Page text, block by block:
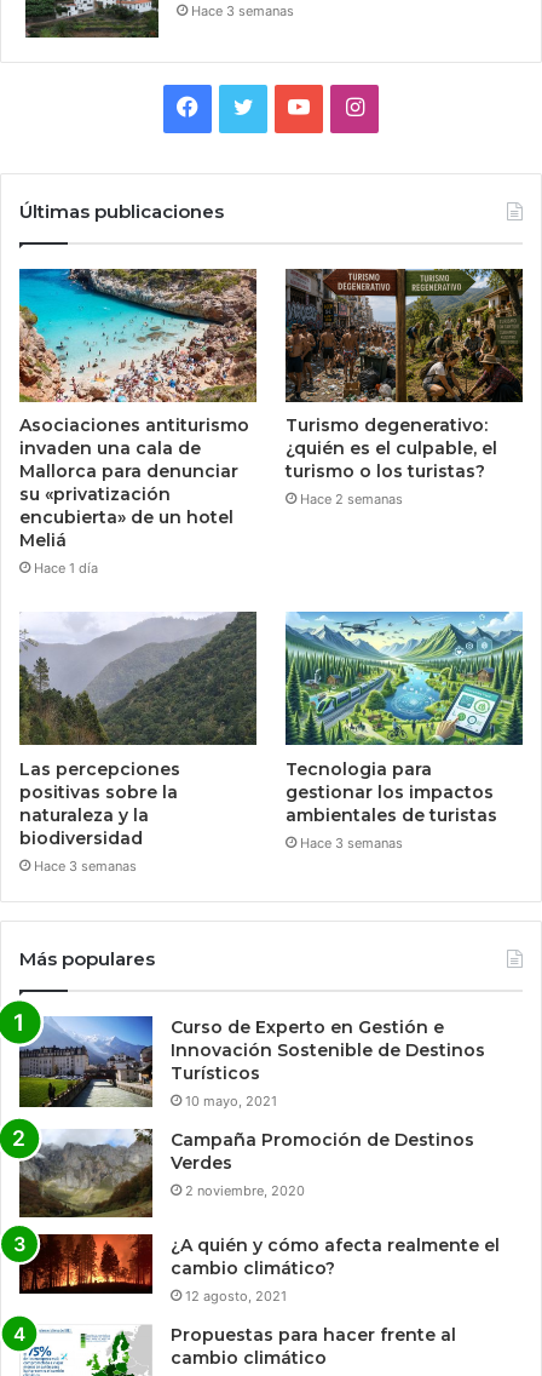
Hace 3 semanas
Facebook
TwitterYouTubeInstagram
Últimas publicaciones
Asociaciones antiturismo
invaden una cala de
Mallorca para denunciar
su «privatización
encubierta» de un hotel
Meliá
Hace 1 día
Turismo degenerativo:
¿quién es el culpable, el
turismo o los turistas?
Hace 2 semanas
Las percepciones
positivas sobre la
naturaleza y la
biodiversidad
Hace 3 semanas
Tecnologia para
gestionar los impactos
ambientales de turistas
Hace 3 semanas
Más populares
Curso de Experto en Gestión e
Innovación Sostenible de Destinos
Turísticos
10 mayo, 2021
Campaña Promoción de Destinos
Verdes
2 noviembre, 2020
¿A quién y cómo afecta realmente el
cambio climático?
12 agosto, 2021
Propuestas para hacer frente al
cambio climático